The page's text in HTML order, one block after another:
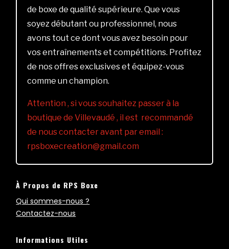
de boxe de qualité supérieure. Que vous
soyez débutant ou professionnel, nous
avons tout ce dont vous avez besoin pour
vos entraînements et compétitions. Profitez
de nos offres exclusives et équipez-vous
comme un champion.
Attention , si vous souhaitez passer à la
boutique de Villevaudé , il est recommandé
de nous contacter avant par email :
rpsboxecreation@gmail.com
À Propos de RPS Boxe
Qui sommes-nous ?
Contactez-nous
Informations Utiles